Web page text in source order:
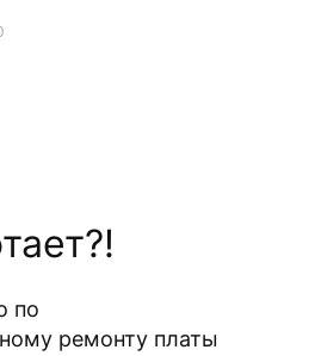
по
ремонту платы